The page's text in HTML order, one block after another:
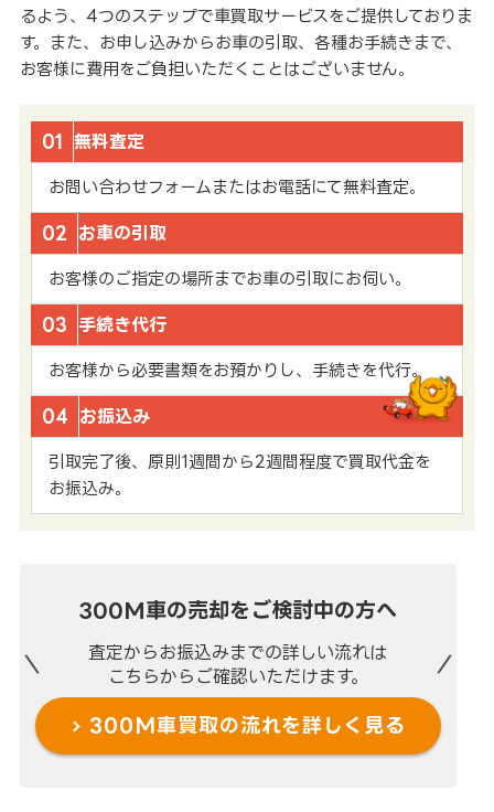
るよう、4つのステップで車買取サービスをご提供しておりま
す。また、お申し込みからお車の引取、各種お手続きまで、
お客様に費用をご負担いただくことはございません。
01 無料査定
お問い合わせフォームまたはお電話にて無料査定。
02 お車の引取
お客様のご指定の場所までお車の引取にお伺い。
03 手続き代行
お客様から必要書類をお預かりし、手続きを代行。
04 お振込み
引取完了後、原則1週間から2週間程度で買取代金を
お振込み。
300M車の売却を ご検討中の方へ
査定からお振込みまでの詳しい流れは
こちらからご確認いただけます。
300M車買取の流れを詳しく見る